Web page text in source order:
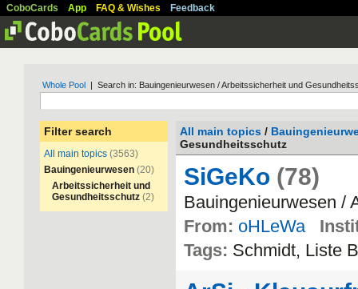
CoboCards App FAQ & Wishes Feedback
Whole Pool | Search in: Bauingenieurwesen / Arbeitssicherheit und
Filter search
All main topics (3563)
Bauingenieurwesen (20)
Arbeitssicherheit und
Gesundheitsschutz (2)
All main topics /
Gesundheitsschutz
SiGeKo (78)
Bauingenieurwesen /
From: oHLeWa
Tags: Schmidt, Liste B